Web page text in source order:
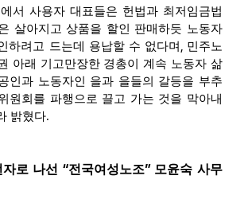
서 사용자 대표들은 헌법과 최저임금법
살아지고 상품을 할인 판매하듯 노동자
하려고 드는데 용납할 수 없다며 , 민주노
아래 기고만장한 경총이 계속 노동자 삶
인과 노동자인 을과 을들의 갈등을 부추
원회를 파행으로 끌고 가는 것을 막아내
밝혔다.
로 나선 “전국여성노조” 모윤숙 사무